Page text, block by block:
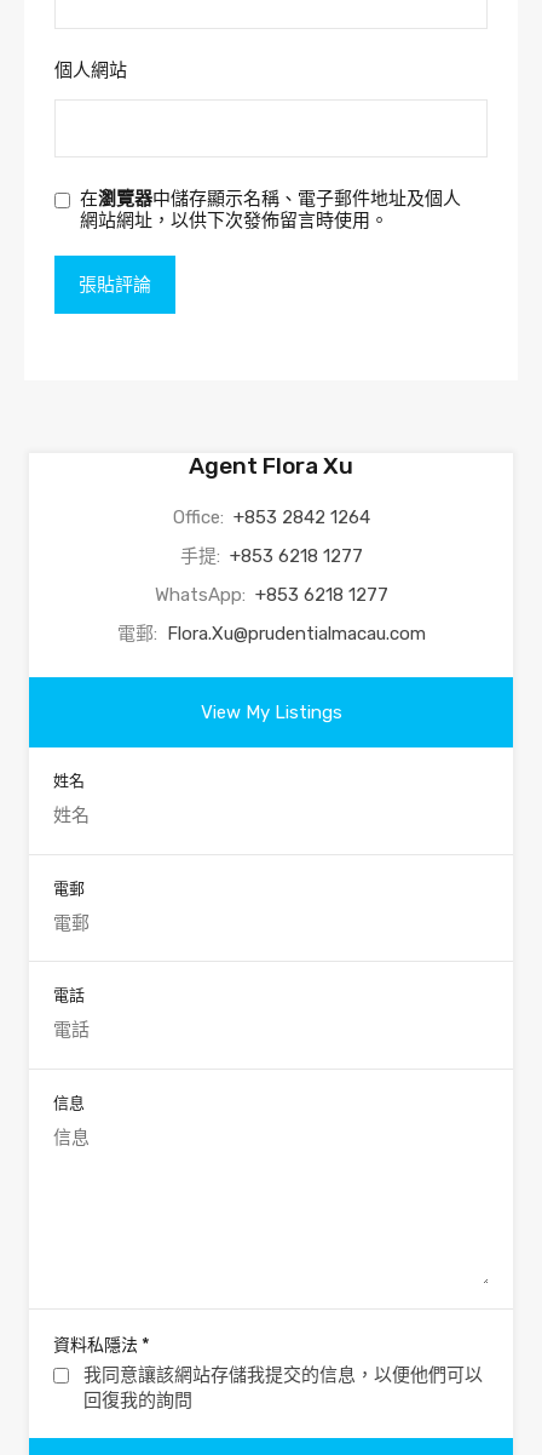
個人網站
在瀏覽器中儲存顯示名稱、電子郵件地址及個人
網站網址，以供下次發佈留言時使用。
Agent Flora Xu
Office: +853 2842 1264
手提: +853 6218 1277
WhatsApp: +853 6218 1277
電郵: Flora.Xu@prudentialmacau.com
View My Listings
姓名
電郵
電話
信息
資料私隱法 *
我同意讓該網站存儲我提交的信息，以便他們可以
回復我的詢問